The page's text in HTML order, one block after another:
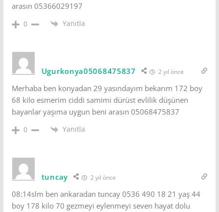
arasın 05366029197
0 Yanıtla
Ugurkonya05068475837 2 yıl önce
Merhaba ben konyadan 29 yasındayım bekarım 172 boy
68 kilo esmerim ciddi samimi dürüst evlilik düşünen
bayanlar yaşıma uygun beni arasın 05068475837
0 Yanıtla
tuncay 2 yıl önce
08:14slm ben ankaradan tuncay 0536 490 18 21 yaş 44
boy 178 kilo 70 gezmeyi eylenmeyi seven hayat dolu